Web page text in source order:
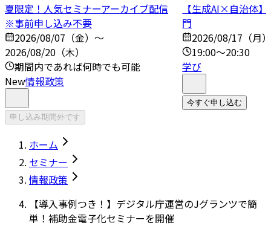
夏限定！人気セミナーアーカイブ配信
※事前申し込み不要
2026/08/07（金）～
2026/08/20（木）
期間内であれば何時でも可能
New情報政策
申し込み期間外です
【生成AI×自治体
門
2026/08/17（月
19:00～20:30
学び
今すぐ申し込む
ホーム
セミナー
情報政策
【導入事例つき！】デジタル庁運営のJグランツで簡
単！補助金電子化セミナーを開催